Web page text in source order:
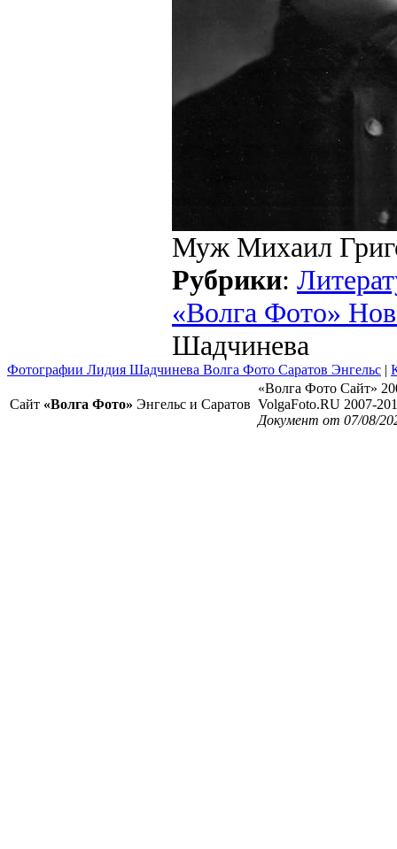
Муж Михаил
Рубрики:
«Волга Фото»
Шадчинева
Фотографии Лидия Шадчинева Волга Фото Саратов Энгельс |
Сайт «Волга Фото» Энгельс и Саратов
«Волга Фото Сайт»
VolgaFoto.RU 2007-
Документ от 07/08/